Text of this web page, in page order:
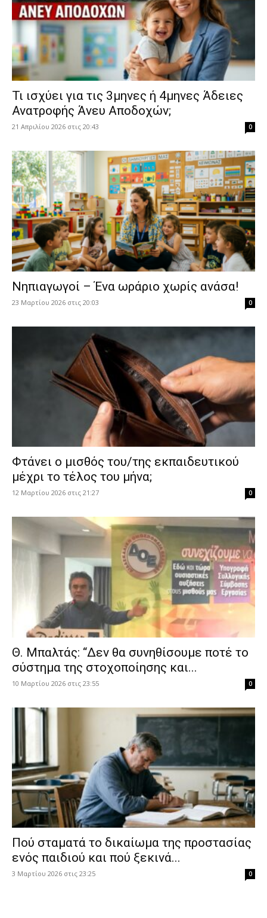
​Τι ισχύει για τις 3μηνες ή 4μηνες Άδειες
Ανατροφής Άνευ Αποδοχών;
21 Απριλίου 2026 στις 20:43 0
Νηπιαγωγοί – Ένα ωράριο χωρίς ανάσα!
23 Μαρτίου 2026 στις 20:03 0
Φτάνει ο μισθός του/της εκπαιδευτικού
μέχρι το τέλος του μήνα;
12 Μαρτίου 2026 στις 21:27 0
Θ. Μπαλτάς: “Δεν θα συνηθίσουμε ποτέ το
σύστημα της στοχοποίησης και...
10 Μαρτίου 2026 στις 23:55 0
Πού σταματά το δικαίωμα της προστασίας
ενός παιδιού και πού ξεκινά...
3 Μαρτίου 2026 στις 23:25 0